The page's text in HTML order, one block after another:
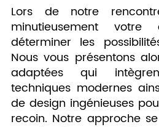
Lors de notre
minutieusement
déterminer les
Nous vous présentons
adaptées qui
techniques modernes
de design ingénieuses
recoin. Notre approche